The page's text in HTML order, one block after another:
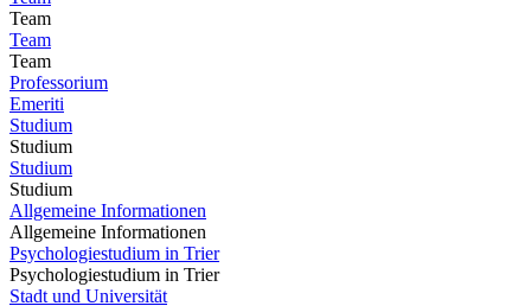
Team
Team
Team
Professorium
Emeriti
Studium
Studium
Studium
Studium
Allgemeine Informationen
Allgemeine Informationen
Psychologiestudium in Trier
Psychologiestudium in Trier
Stadt und Universität